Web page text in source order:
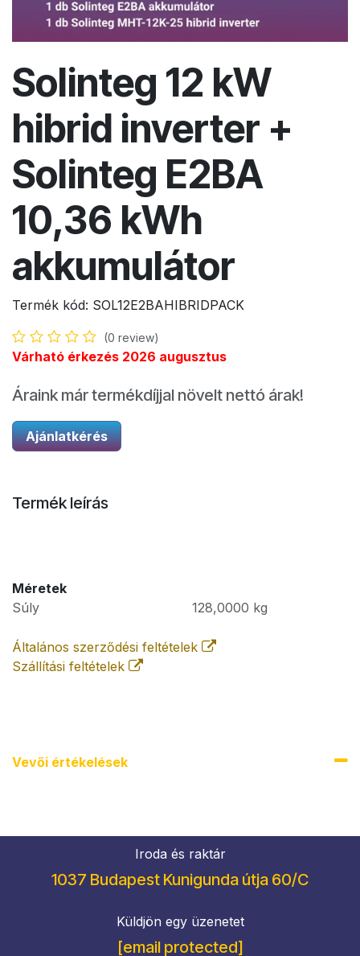
Solinteg 12 kW
hibrid inverter +
Solinteg E2BA
10,36 kWh
akkumulátor
Termék kód: SOL12E2BAHIBRIDPACK
(0 review)
Várható érkezés 2026 augusztus
Áraink már termékdíjjal növelt nettó árak!
Ajánlatkérés
Termék leírás
Méretek
Súly
128,0000 kg
Általános szerződési feltételek
Szállítási feltételek
Vevői értékel​ések
Iroda és raktár
1037 Budapest Kunigunda útja 60/C
Küldjön egy üzenetet
[email protected]